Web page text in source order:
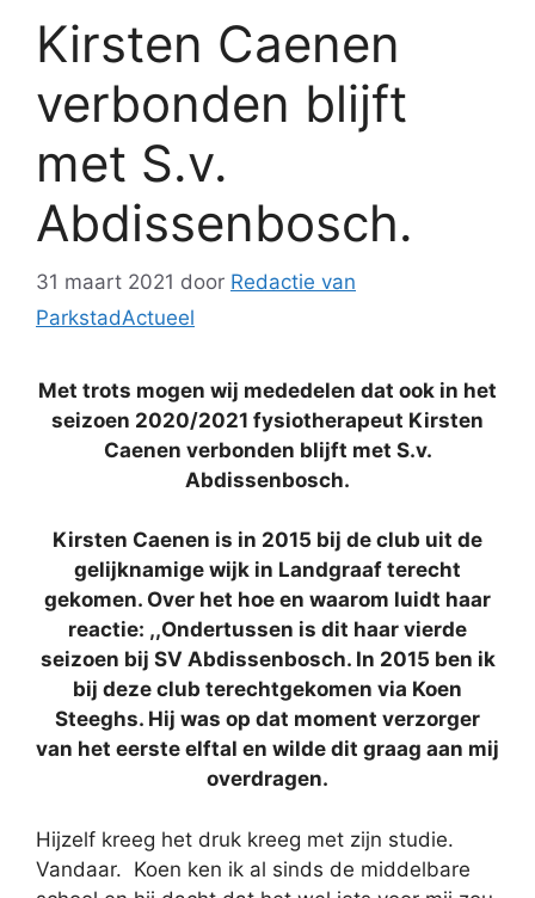
Kirsten Caenen
verbonden blijft
met S.v.
Abdissenbosch.
31 maart 2021 door Redactie van
ParkstadActueel
Met trots mogen wij mededelen dat ook in het
seizoen 2020/2021 fysiotherapeut Kirsten
Caenen verbonden blijft met S.v.
Abdissenbosch.
Kirsten Caenen is in 2015 bij de club uit de
gelijknamige wijk in Landgraaf terecht
gekomen. Over het hoe en waarom luidt haar
reactie: ,,Ondertussen is dit haar vierde
seizoen bij SV Abdissenbosch. In 2015 ben ik
bij deze club terechtgekomen via Koen
Steeghs. Hij was op dat moment verzorger
van het eerste elftal en wilde dit graag aan mij
overdragen.
Hijzelf kreeg het druk kreeg met zijn studie.
Vandaar. Koen ken ik al sinds de middelbare